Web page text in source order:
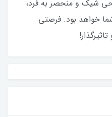
شیک و منحصر به فرد،
خواهد بود. فرصتی